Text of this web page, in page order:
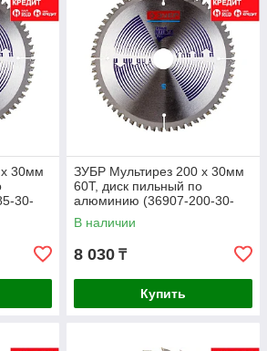
30мм
30-
ЗУБР Мультирез 200 x 30мм
60Т, диск пильный по
алюминию (36907-200-30-
60)
В наличии
8 030 ₸
Купить